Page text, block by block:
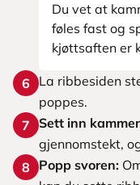
Du vet at
føles fast og
kjøttsaften er
6
La ribbesiden
poppes.
7 Sett inn
gjennomstekt,
8
Popp svoren: